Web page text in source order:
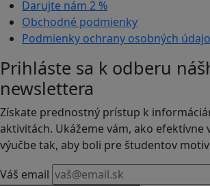
Darujte nám 2 %
Obchodné podmienky
Podmienky ochrany osobných
Prihláste sa k odberu
newslettera
Získate prednostný prístup k
aktivitách. Ukážeme vám, ako efektívne
výučbe tak, aby boli pre študentov
Váš email